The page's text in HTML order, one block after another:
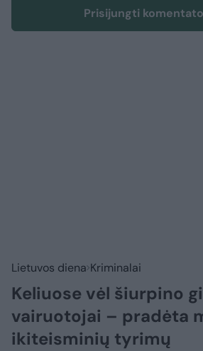
Prisijungti
Lietuvos diena Kriminalai
Keliuose vėl šiurpino
vairuotojai – pradėta
ikiteisminių tyrimų